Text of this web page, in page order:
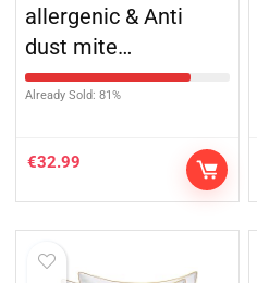
allergenic & Anti
dust mite…
Already Sold: 81%
€32.99